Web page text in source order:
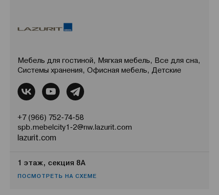
Мебель для гостиной, Мягкая мебель, Все для сна,
Системы хранения, Офисная мебель, Детские
+7 (966) 752-74-58
spb.mebelcity1-2@nw.lazurit.com
lazurit.com
1 этаж, секция 8А
ПОСМОТРЕТЬ НА СХЕМЕ